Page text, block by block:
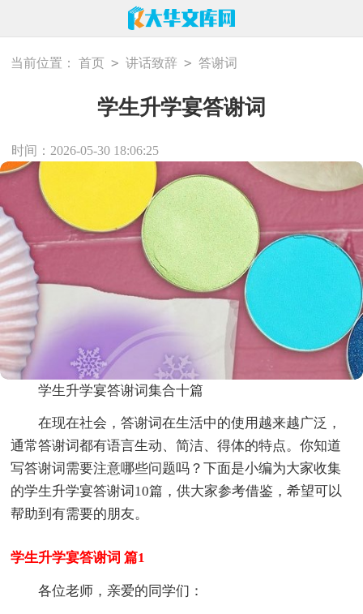
当前位置： 首页 > 讲话致辞 > 答谢词
学生升学宴答谢词
时间：2026-05-30 18:06:25
学生升学宴答谢词集合十篇
在现在社会，答谢词在生活中的使用越来越广泛，
通常答谢词都有语言生动、简洁、得体的特点。你知道
写答谢词需要注意哪些问题吗？下面是小编为大家收集
的学生升学宴答谢词10篇，供大家参考借鉴，希望可以
帮助到有需要的朋友。
学生升学宴答谢词 篇1
各位老师，亲爱的同学们：